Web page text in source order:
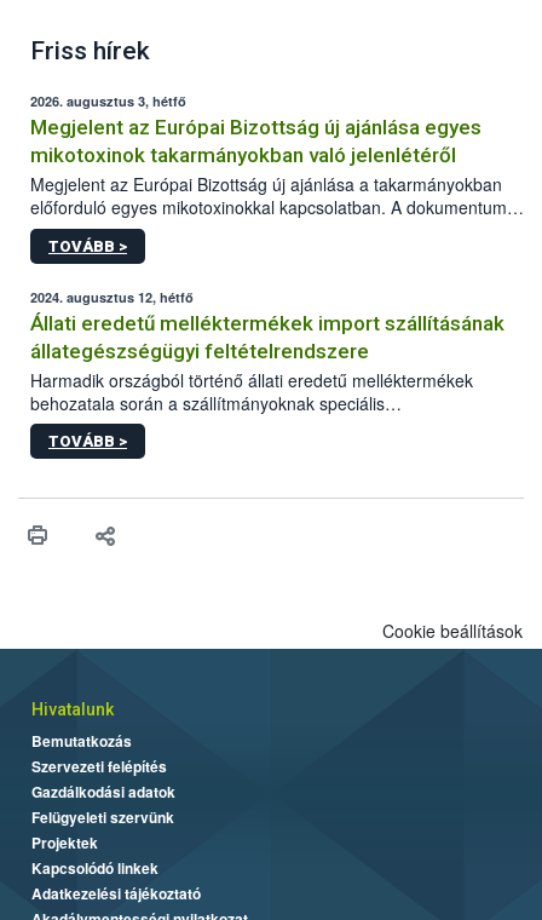
Friss hírek
2026. augusztus 3, hétfő
Megjelent az Európai Bizottság új ajánlása egyes
mikotoxinok takarmányokban való jelenlétéről
Megjelent az Európai Bizottság új ajánlása a takarmányokban
előforduló egyes mikotoxinokkal kapcsolatban. A dokumentum
2027-től új irányértékek alkalmazását írja elő, és a jelenleg
hatályos uniós ajánlások helyébe lép.
TOVÁBB >
2024. augusztus 12, hétfő
Állati eredetű melléktermékek import szállításának
állategészségügyi feltételrendszere
Harmadik országból történő állati eredetű melléktermékek
behozatala során a szállítmányoknak speciális
állategészségügyi import előírásoknak kell megfelelniük.
TOVÁBB >
Cookie beállítások
Hivatalunk
Bemutatkozás
Szervezeti felépítés
Gazdálkodási adatok
Felügyeleti szervünk
Projektek
Kapcsolódó linkek
Adatkezelési tájékoztató